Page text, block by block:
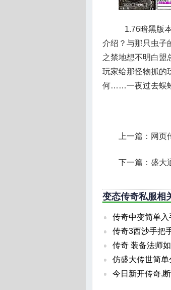
1.76暗黑版
介绍？与那只虫子
之禁地想不明白盟
玩家给那怪物抓的
何……一夜过去蜈
上一篇： 网页
下一篇： 盛大
变态传奇私服相
传奇中变简单
传奇3西沙手把
传奇 装备法师
仿盛大传世简
今日新开传奇,